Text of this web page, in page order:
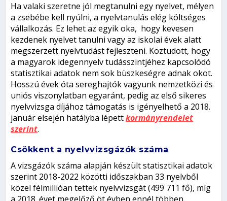
Ha valaki szeretne jól megtanulni egy nyelvet, mélyen
a zsebébe kell nyúlni, a nyelvtanulás elég költséges
vállalkozás. Ez lehet az egyik oka, hogy kevesen
kezdenek nyelvet tanulni vagy az iskolai évek alatt
megszerzett nyelvtudást fejleszteni. Köztudott, hogy
a magyarok idegennyelv tudásszintjéhez kapcsolódó
statisztikai adatok nem sok büszkeségre adnak okot.
Hosszú évek óta sereghajtók vagyunk nemzetközi és
uniós viszonylatban egyaránt, pedig az első sikeres
nyelvvizsga díjához támogatás is igényelhető a 2018.
január elsején hatályba lépettkormányrendelet
szerint.
Csökkent a nyelvvizsgázók száma
A vizsgázók száma alapján készült statisztikai adatok
szerint 2018-2022 közötti időszakban 33 nyelvből
közel félmillióan tettek nyelvvizsgát (499 711 fő), míg